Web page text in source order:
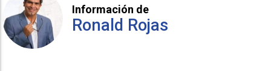
Información de
Ronald Rojas